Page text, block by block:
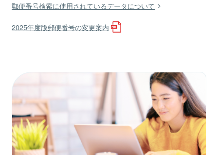
郵便番号検索に使用されているデータについて
2025年度版郵便番号の変更案内